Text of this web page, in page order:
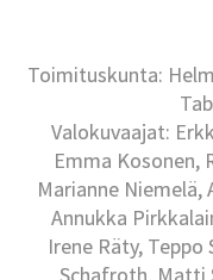
Toimituskunta:
Valokuvaajat:
Emma Kosonen,
Marianne Niemelä,
Annukka
Irene Räty,